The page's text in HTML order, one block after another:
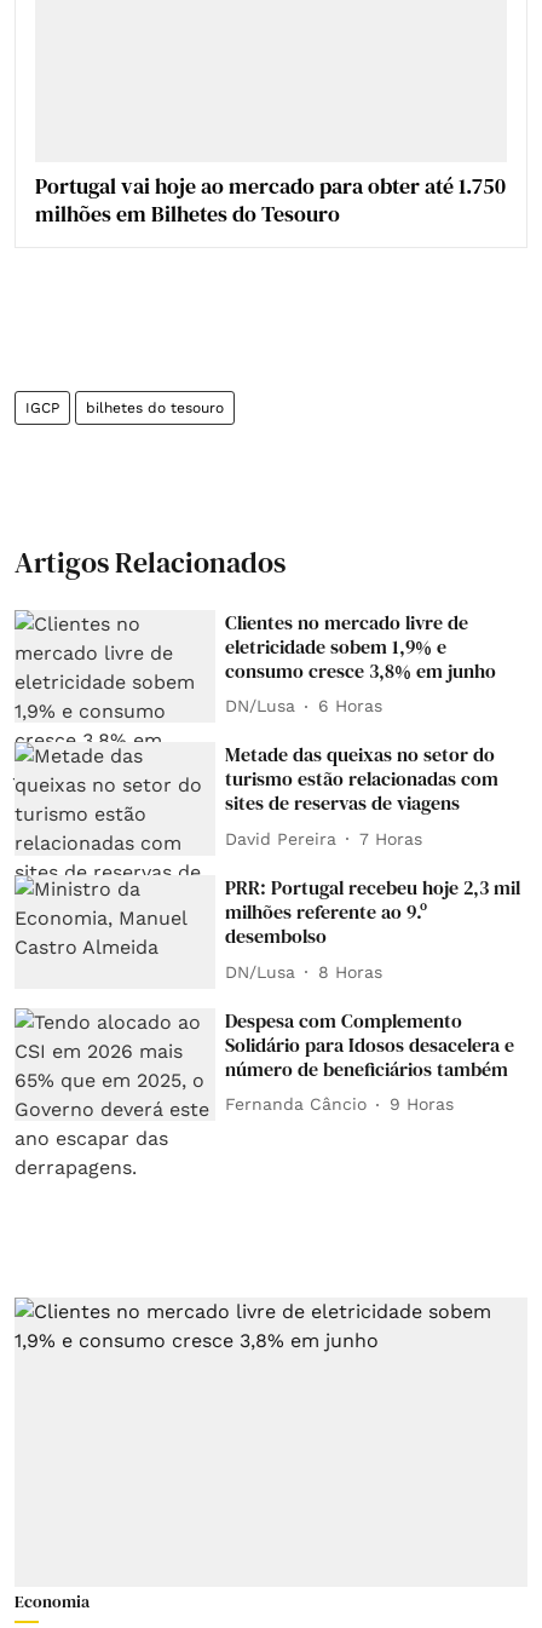
Portugal vai hoje ao mercado para obter até 1.750
milhões em Bilhetes do Tesouro
IGCP bilhetes do tesouro
Artigos Relacionados
Clientes no mercado livre de
eletricidade sobem 1,9% e
consumo cresce 3,8% em junho
DN/Lusa 6 Horas
Metade das queixas no setor do
turismo estão relacionadas com
sites de reservas de viagens
David Pereira 7 Horas
PRR: Portugal recebeu hoje 2,3 mil
milhões referente ao 9.º
desembolso
DN/Lusa 8 Horas
Despesa com Complemento
Solidário para Idosos desacelera e
número de beneficiários também
Fernanda Câncio 9 Horas
Economia